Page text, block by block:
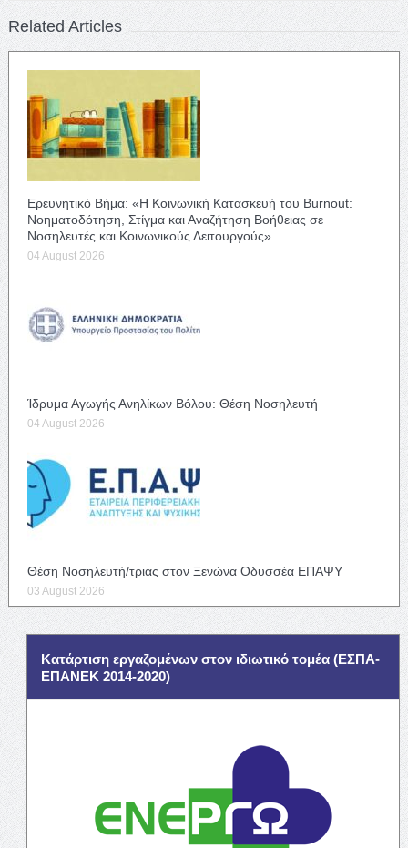
Related Articles
Ερευνητικό Βήμα: «Η Κοινωνική Κατασκευή του Burnout:
Νοηματοδότηση, Στίγμα και Αναζήτηση Βοήθειας σε
Νοσηλευτές και Κοινωνικούς Λειτουργούς»
04 August 2026
Ίδρυμα Αγωγής Ανηλίκων Βόλου: Θέση Νοσηλευτή
04 August 2026
Θέση Νοσηλευτή/τριας στον Ξενώνα Οδυσσέα ΕΠΑΨΥ
03 August 2026
Κατάρτιση εργαζομένων στον ιδιωτικό τομέα (ΕΣΠΑ-
ΕΠΑΝΕΚ 2014-2020)